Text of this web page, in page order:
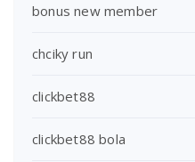
bonus new member
chciky run
clickbet88
clickbet88 bola